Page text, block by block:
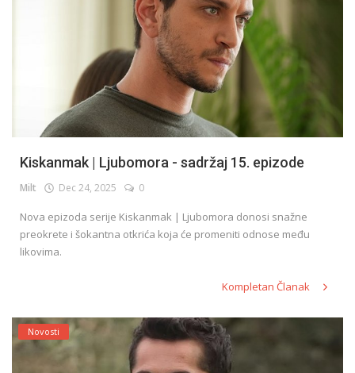
Kiskanmak | Ljubomora - sadržaj 15. epizode
Milt Dec 24, 2025 0
Nova epizoda serije Kiskanmak | Ljubomora donosi snažne
preokrete i šokantna otkrića koja će promeniti odnose među
likovima.
Kompletan Članak
Novosti